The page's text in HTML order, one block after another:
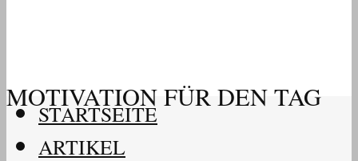
MOTIVATION FÜR DEN TAG
STARTSEITE
ARTIKEL